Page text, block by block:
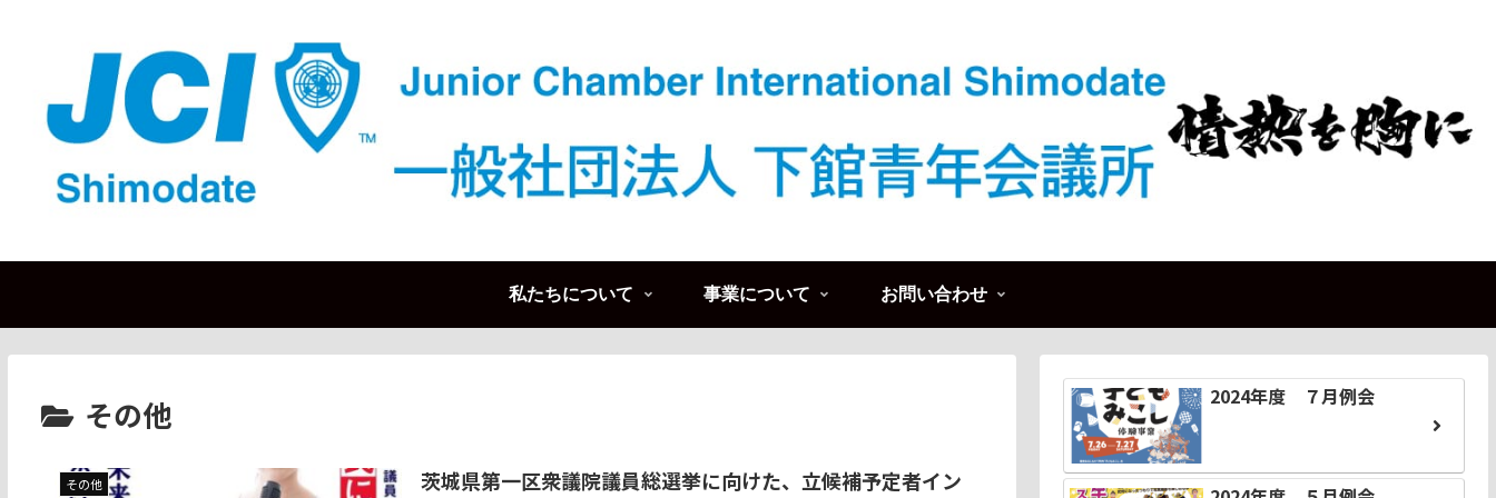
私たちについて 事業について お問い合わせ
その他
その他
茨城県第一区衆議院議員総選挙に向けた、立候補予定者イン
2024年度 ７月例会